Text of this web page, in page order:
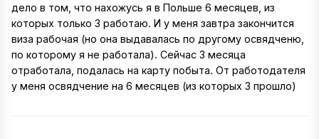
дело в том, что нахожусь я в Польше 6 месяцев, из
которых только 3 работаю. И у меня завтра закончится
виза рабочая (но она выдавалась по другому освядченю,
по которому я не работала). Сейчас 3 месяца
отработала, подалась на карту побыта. От работодателя
у меня освядчение на 6 месяцев (из которых 3 прошло)